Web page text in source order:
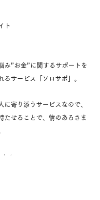
ト
み”お金”に関するサポートを
るサービス「ソロサポ」。
に寄り添うサービスなので、
たせることで、情のあるさま